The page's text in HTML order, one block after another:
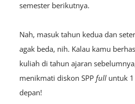
semester berikutnya.
Nah, masuk tahun kedua dan
agak beda, nih. Kalau kamu
kuliah di tahun ajaran
menikmati diskon SPP full untuk
depan!